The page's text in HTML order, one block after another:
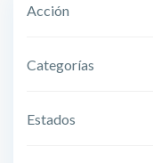
Acción
Categorías
Estados